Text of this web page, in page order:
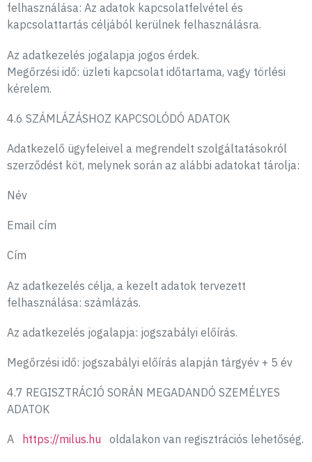
felhasználása: Az adatok kapcsolatfelvétel és
kapcsolattartás céljából kerülnek felhasználásra.
Az adatkezelés jogalapja jogos érdek.
Megőrzési idő: üzleti kapcsolat időtartama, vagy törlési
kérelem.
4.6 SZÁMLÁZÁSHOZ KAPCSOLÓDÓ ADATOK
Adatkezelő ügyfeleivel a megrendelt szolgáltatásokról
szerződést köt, melynek során az alábbi adatokat tárolja:
Név
Email cím
Cím
Az adatkezelés célja, a kezelt adatok tervezett
felhasználása: számlázás.
Az adatkezelés jogalapja: jogszabályi előírás.
Megőrzési idő: jogszabályi előírás alapján tárgyév + 5 év
4.7 REGISZTRÁCIÓ SORÁN MEGADANDÓ SZEMÉLYES
ADATOK
A https://milus.hu oldalakon van regisztrációs lehetőség.